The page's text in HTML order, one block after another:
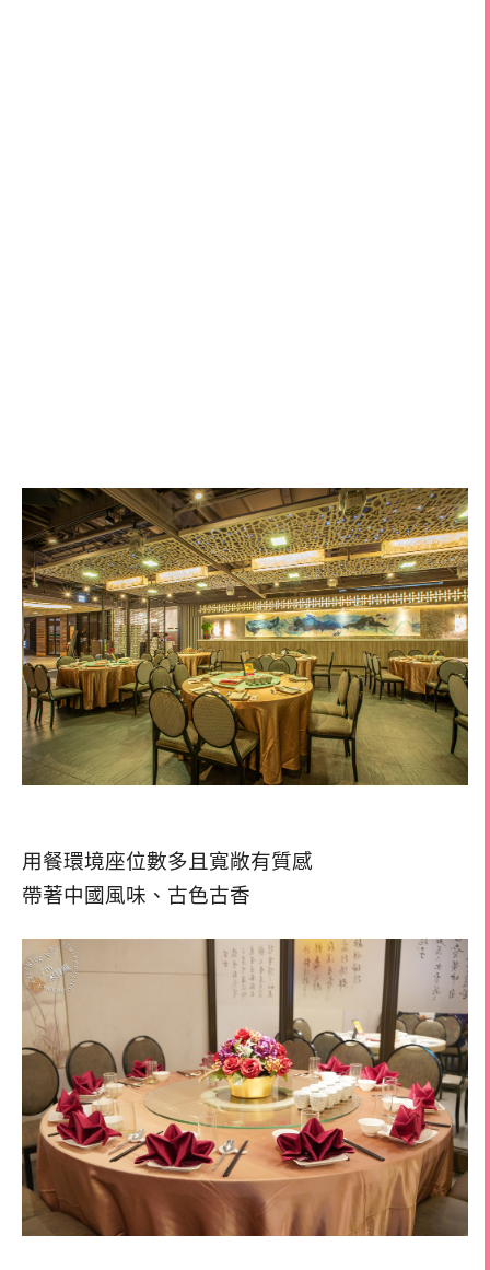
用餐環境座位數多且寬敞有質感
帶著中國風味、古色古香